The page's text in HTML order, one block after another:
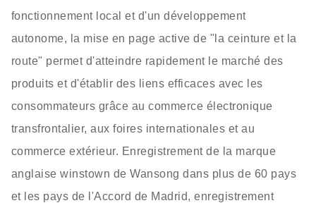
fonctionnement local et d'un développement
autonome, la mise en page active de "la ceinture et la
route" permet d'atteindre rapidement le marché des
produits et d'établir des liens efficaces avec les
consommateurs grâce au commerce électronique
transfrontalier, aux foires internationales et au
commerce extérieur. Enregistrement de la marque
anglaise winstown de Wansong dans plus de 60 pays
et les pays de l'Accord de Madrid, enregistrement